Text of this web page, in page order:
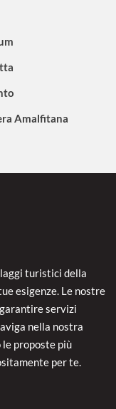
Amalfitana
turistici della
esigenze. Le nostre
servizi
nella nostra
proposte più
per te.